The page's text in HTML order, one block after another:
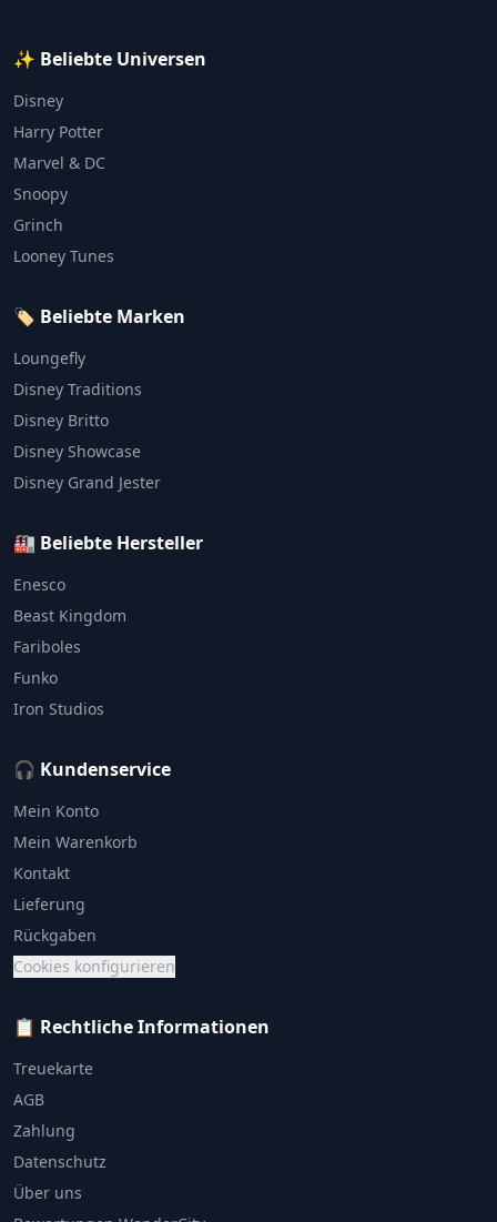
✨ Beliebte Universen
Disney
Harry Potter
Marvel & DC
Snoopy
Grinch
Looney Tunes
🏷️ Beliebte Marken
Loungefly
Disney Traditions
Disney Britto
Disney Showcase
Disney Grand Jester
🏭 Beliebte Hersteller
Enesco
Beast Kingdom
Fariboles
Funko
Iron Studios
🎧 Kundenservice
Mein Konto
Mein Warenkorb
Kontakt
Lieferung
Rückgaben
Cookies konfigurieren
📋 Rechtliche Informationen
Treuekarte
AGB
Zahlung
Datenschutz
Über uns